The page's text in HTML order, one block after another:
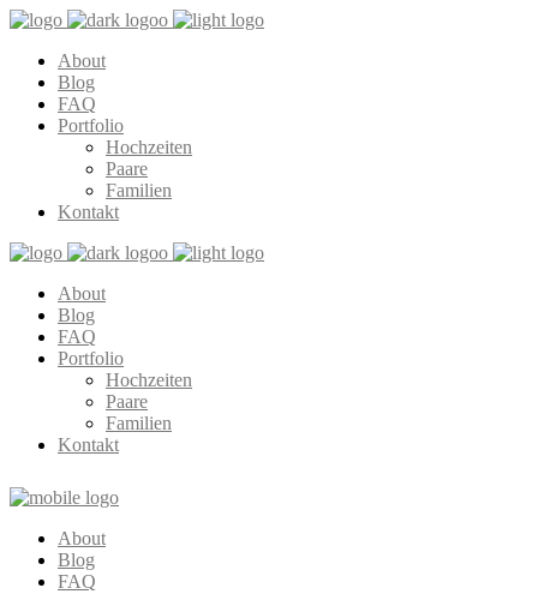
About
Blog
FAQ
Portfolio
Hochzeiten
Paare
Familien
Kontakt
About
Blog
FAQ
Portfolio
Hochzeiten
Paare
Familien
Kontakt
About
Blog
FAQ